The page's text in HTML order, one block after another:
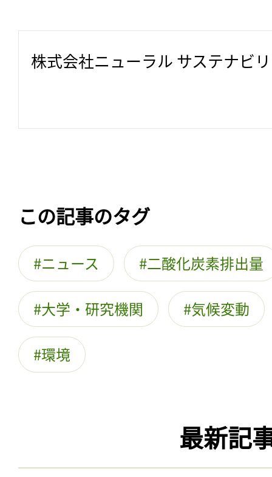
株式会社ニューラル サステナビ
この記事のタグ
ニュース 二酸化炭素排出量
大学・研究機関 気候変動
環境
最新記